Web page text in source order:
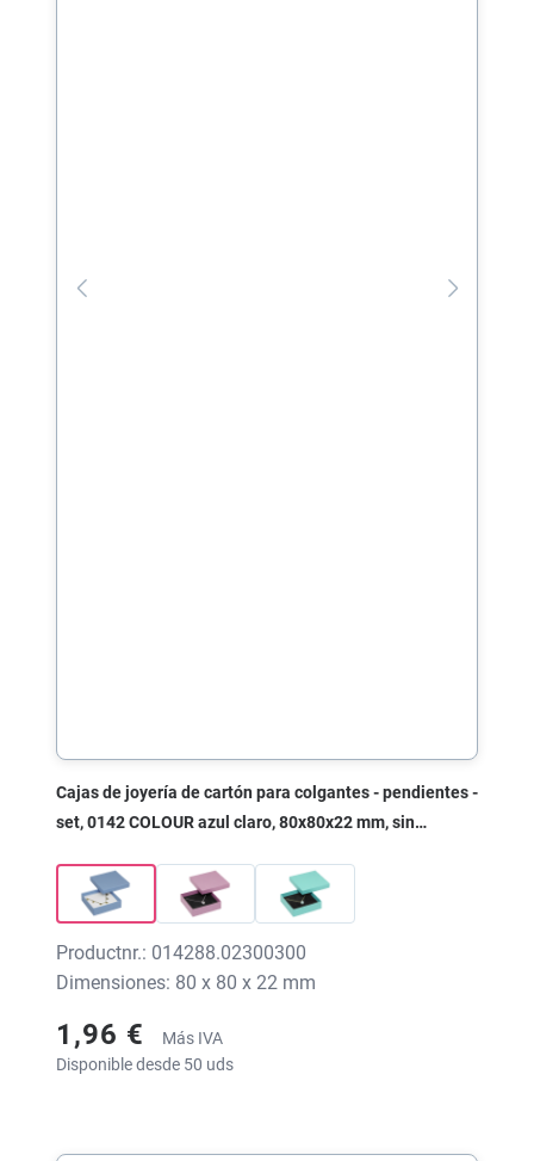
Cajas de joyería de cartón para colgantes - pendientes -
set, 0142 COLOUR azul claro, 80x80x22 mm, sin
Productnr.: 014288.02300300
Dimensiones: 80 x 80 x 22 mm
1,96 €
Más IVA
Disponible desde 50 uds